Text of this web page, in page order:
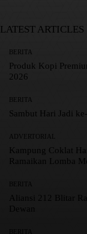
LATEST ARTICLES
BERITA
Produk Kopi
2026
BERITA
Sambut Hari Jadi
ADVERTORIAL
Kampung Coklat
Ramaikan Lomba
BERITA
Aliansi 212 Blitar
Dewan